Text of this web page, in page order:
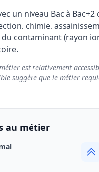
un niveau Bac à
chimie,
contaminant (rayon
est relativement
suggère que le métier
au métier